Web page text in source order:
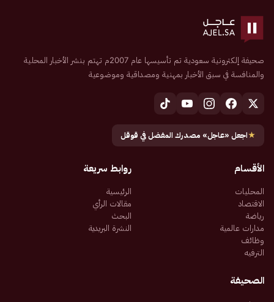
صحيفة إلكترونية سعودية تم تأسيسها عام 2007م تهتم بنشر الأخبار المحلية
والمنافسة في سبق الأخبار بمهنية ومصداقية وموضوعية
★اجعل «عاجل» مصدرك المفضل في قوقل
الأقسام
المحليات
الاقتصاد
رياضة
مدارات عالمية
وظائف
الترفيه
روابط سريعة
الرئيسية
مقالات الرأي
البحث
النشرة البريدية
الصحيفة